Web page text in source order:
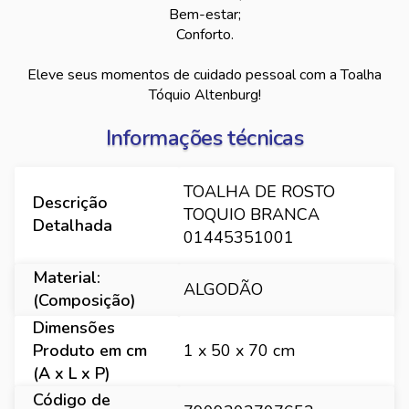
Bem-estar;
Conforto.
Eleve seus momentos de cuidado pessoal com a Toalha
Tóquio Altenburg!
Informações técnicas
Descrição
Detalhada
TOALHA DE ROSTO
TOQUIO BRANCA
01445351001
Material:
(Composição)
ALGODÃO
Dimensões
Produto em cm
(A x L x P)
1 x 50 x 70 cm
Código de